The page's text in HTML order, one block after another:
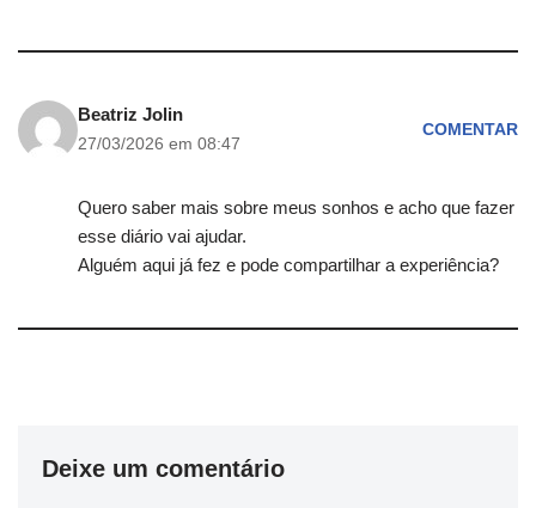
Beatriz Jolin
27/03/2026 em 08:47
COMENTAR
Quero saber mais sobre meus sonhos e acho que fazer
esse diário vai ajudar.
Alguém aqui já fez e pode compartilhar a experiência?
Deixe um comentário